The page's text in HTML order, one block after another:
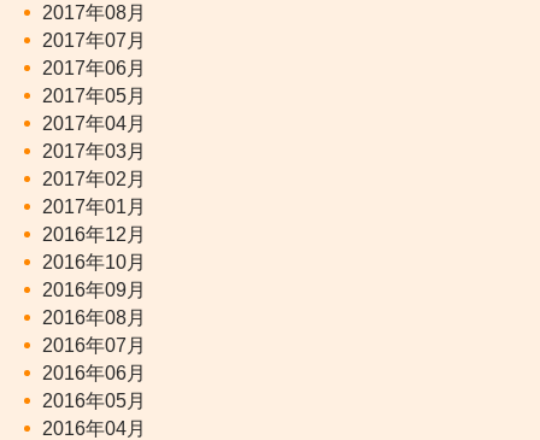
2017年08月
2017年07月
2017年06月
2017年05月
2017年04月
2017年03月
2017年02月
2017年01月
2016年12月
2016年10月
2016年09月
2016年08月
2016年07月
2016年06月
2016年05月
2016年04月